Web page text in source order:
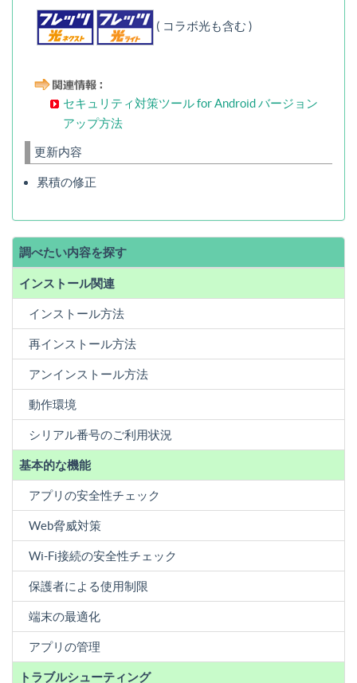
( コラボ光も含む )
セキュリティ対策ツール for Android バージョン
アップ方法
更新内容
累積の修正
調べたい内容を探す
インストール関連
インストール方法
再インストール方法
アンインストール方法
動作環境
シリアル番号のご利用状況
基本的な機能
アプリの安全性チェック
Web脅威対策
Wi-Fi接続の安全性チェック
保護者による使用制限
端末の最適化
アプリの管理
トラブルシューティング